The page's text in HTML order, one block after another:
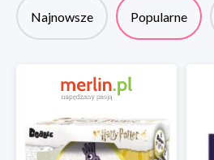
Najnowsze Popularne